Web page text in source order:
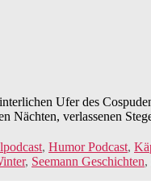
Ufer des
Nächten, verlassenen
, Humor Podcast,
, Seemann Geschichten,